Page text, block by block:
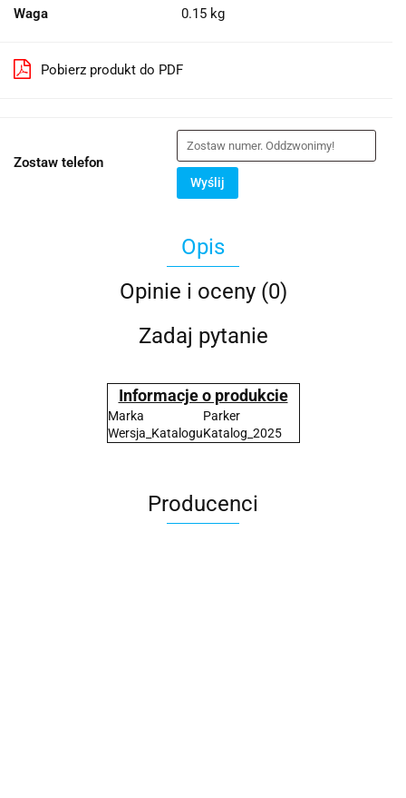
Waga 0.15 kg
Pobierz produkt do PDF
Zostaw telefon
Wyślij
Opis
Opinie i oceny (0)
Zadaj pytanie
Informacje o produkcie
Marka
Parker
Wersja_KataloguKatalog_2025
Producenci